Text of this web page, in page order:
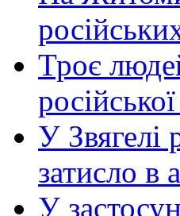
Троє
У Звягелі
затисло в
У